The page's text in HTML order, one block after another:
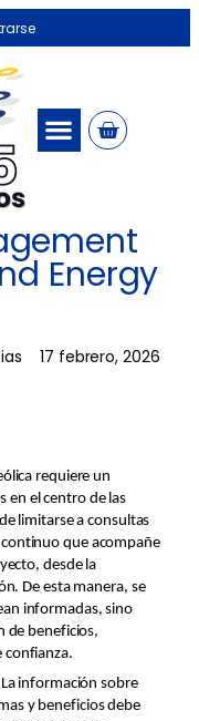
Energy
17 febrero, 2026
requiere un
en el centro de las
limitarse a consultas
que acompañe
desde la
De esta manera, se
informadas, sino
de beneficios,
confianza.
información sobre
y beneficios debe